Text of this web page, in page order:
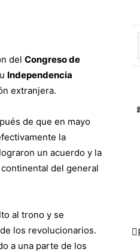
del Congreso de
Independencia
extranjera.
de que en mayo
la
un acuerdo y la
del general
al trono y se
los revolucionarios.
a una parte de los